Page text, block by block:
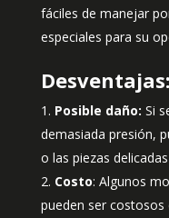
fáciles de manejar
especiales para su
Desventajas:
Posible daño: Si
demasiada presión,
o las piezas
Costo: Algunos
pueden ser costosos